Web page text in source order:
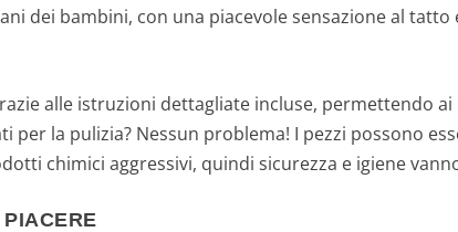
dei bambini, con una piacevole sensazione al
alle istruzioni dettagliate incluse, permettendo
per la pulizia? Nessun problema! I pezzi possono
chimici aggressivi, quindi sicurezza e igiene